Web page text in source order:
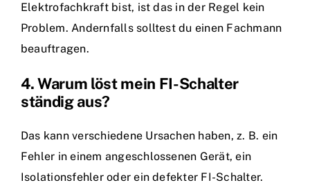
Elektrofachkraft bist, ist das in der Regel kein
Problem. Andernfalls solltest du einen Fachmann
beauftragen.
4. Warum löst mein FI-Schalter
ständig aus?
Das kann verschiedene Ursachen haben, z. B. ein
Fehler in einem angeschlossenen Gerät, ein
Isolationsfehler oder ein defekter FI-Schalter.